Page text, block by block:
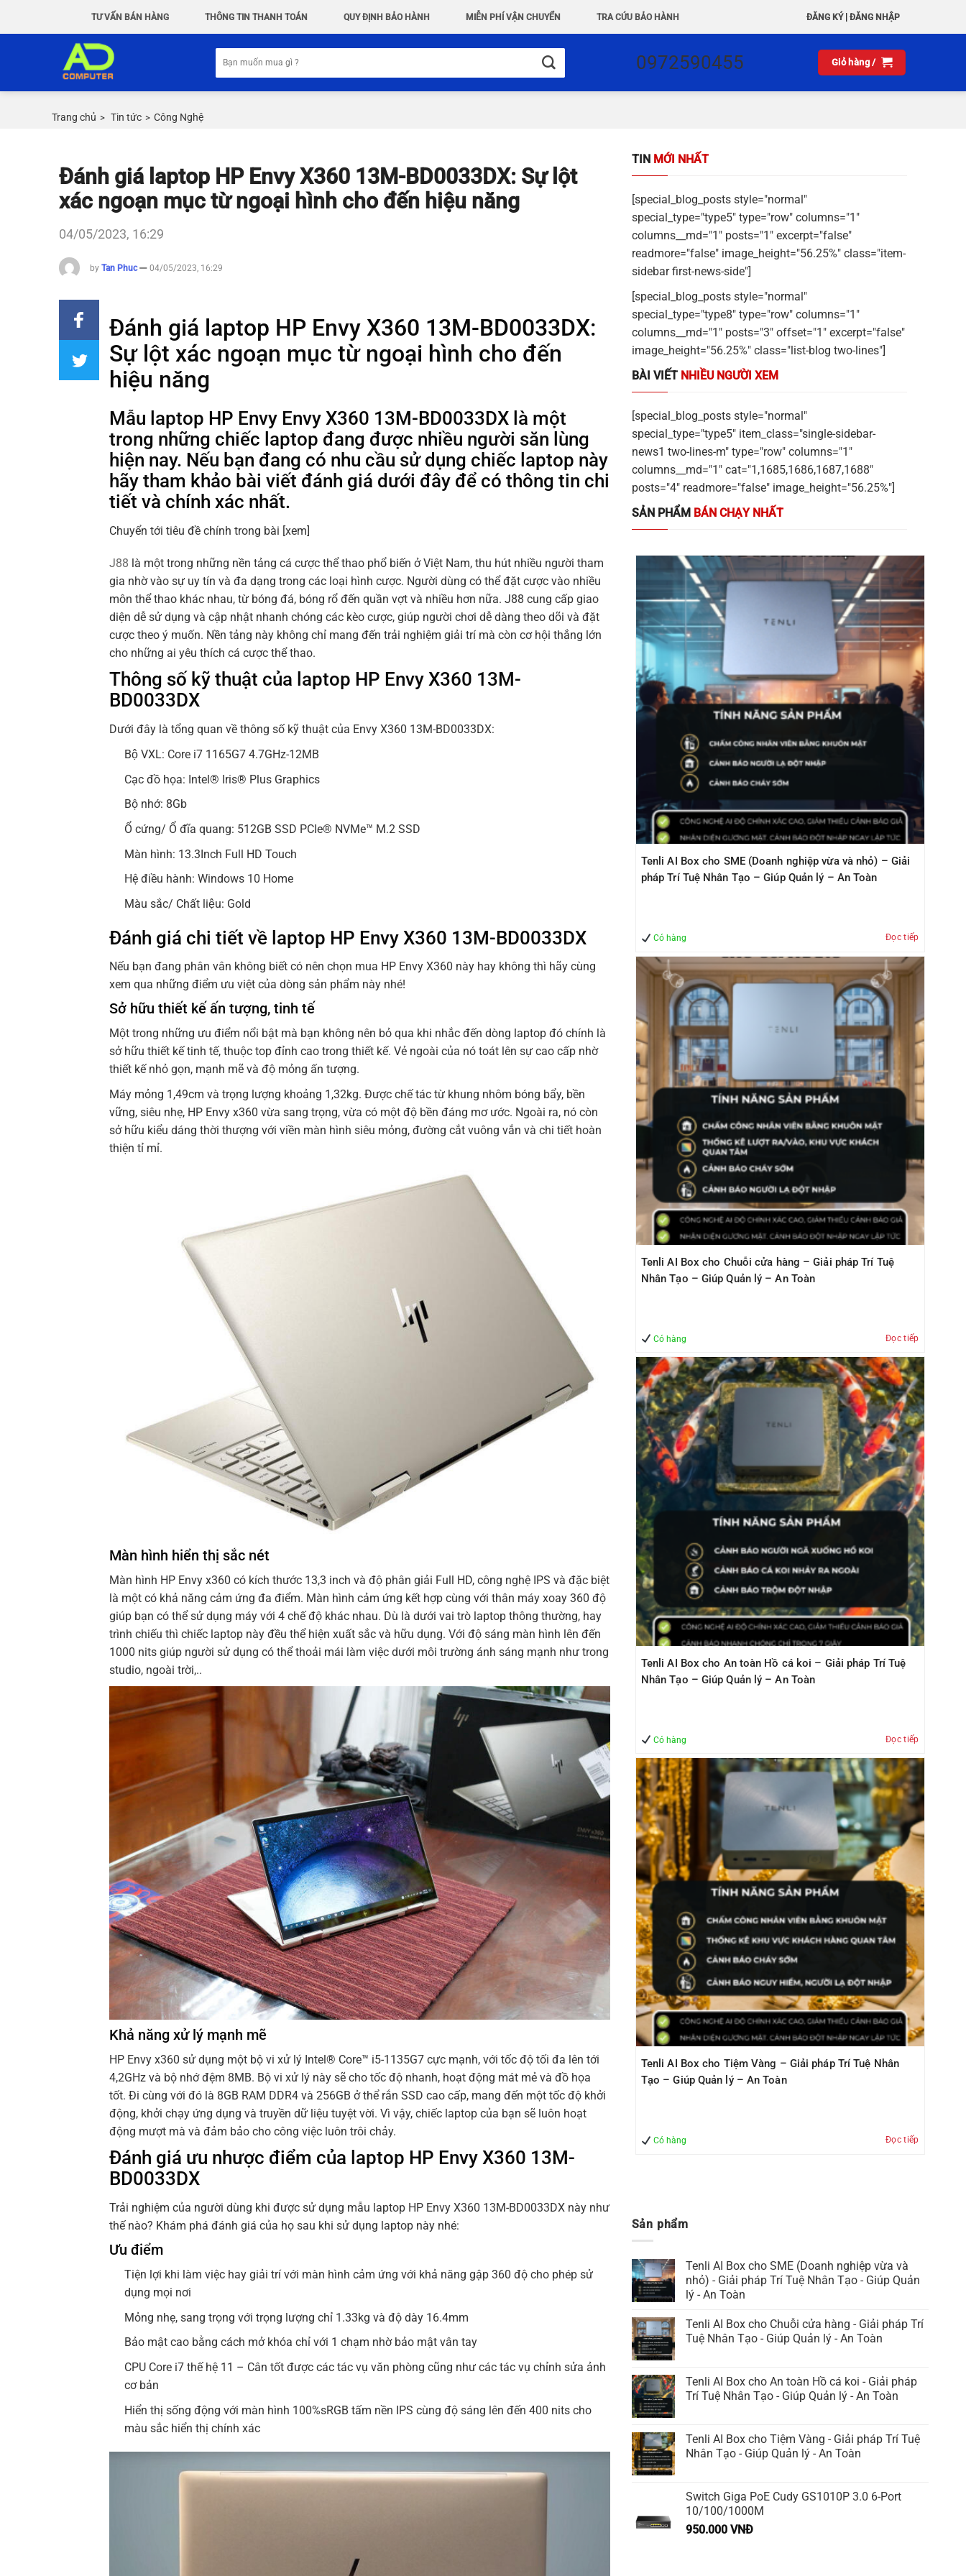
TƯ VẤN BÁN HÀNG THÔNG TIN THANH TOÁN QUY ĐỊNH BẢO HÀNH MIỄN PHÍ VẬN CHUYỂN TRA CỨU BẢO HÀNH ĐĂNG KÝ| ĐĂNG NHẬP
kiếm:
0972590455 Giỏ hàng /
Trang chủ > Tin tức > Công Nghệ
Đánh giá laptop HP Envy X360 13M-BD0033DX: Sự lột
xác ngoạn mục từ ngoại hình cho đến hiệu năng
04/05/2023, 16:29
by Tan Phuc 04/05/2023, 16:29
Đánh giá laptop HP Envy X360 13M-BD0033DX:
Sự lột xác ngoạn mục từ ngoại hình cho đến
hiệu năng
Mẫu laptop HP Envy Envy X360 13M-BD0033DX là một
trong những chiếc laptop đang được nhiều người săn lùng
hiện nay. Nếu bạn đang có nhu cầu sử dụng chiếc laptop này
hãy tham khảo bài viết đánh giá dưới đây để có thông tin chi
tiết và chính xác nhất.
Chuyển tới tiêu đề chính trong bài [xem]
J88 là một trong những nền tảng cá cược thể thao phổ biến ở Việt Nam, thu hút nhiều người tham
gia nhờ vào sự uy tín và đa dạng trong các loại hình cược. Người dùng có thể đặt cược vào nhiều
môn thể thao khác nhau, từ bóng đá, bóng rổ đến quần vợt và nhiều hơn nữa. J88 cung cấp giao
diện dễ sử dụng và cập nhật nhanh chóng các kèo cược, giúp người chơi dễ dàng theo dõi và đặt
cược theo ý muốn. Nền tảng này không chỉ mang đến trải nghiệm giải trí mà còn cơ hội thắng lớn
cho những ai yêu thích cá cược thể thao.
Thông số kỹ thuật của laptop HP Envy X360 13M-
BD0033DX
Dưới đây là tổng quan về thông số kỹ thuật của Envy X360 13M-BD0033DX:
Bộ VXL: Core i7 1165G7 4.7GHz-12MB
Cạc đồ họa: Intel® Iris® Plus Graphics
Bộ nhớ: 8Gb
Ổ cứng/ Ổ đĩa quang: 512GB SSD PCIe® NVMe™ M.2 SSD
Màn hình: 13.3Inch Full HD Touch
Hệ điều hành: Windows 10 Home
Màu sắc/ Chất liệu: Gold
Đánh giá chi tiết về laptop HP Envy X360 13M-BD0033DX
Nếu bạn đang phân vân không biết có nên chọn mua HP Envy X360 này hay không thì hãy cùng
xem qua những điểm ưu việt của dòng sản phẩm này nhé!
Sở hữu thiết kế ấn tượng, tinh tế
Một trong những ưu điểm nổi bật mà bạn không nên bỏ qua khi nhắc đến dòng laptop đó chính là
sở hữu thiết kế tinh tế, thuộc top đỉnh cao trong thiết kế. Vẻ ngoài của nó toát lên sự cao cấp nhờ
thiết kế nhỏ gọn, mạnh mẽ và độ mỏng ấn tượng.
Máy mỏng 1,49cm và trọng lượng khoảng 1,32kg. Được chế tác từ khung nhôm bóng bẩy, bền
vững, siêu nhẹ, HP Envy x360 vừa sang trọng, vừa có một độ bền đáng mơ ước. Ngoài ra, nó còn
sở hữu kiểu dáng thời thượng với viền màn hình siêu mỏng, đường cắt vuông vắn và chi tiết hoàn
thiện tỉ mỉ.
Màn hình hiển thị sắc nét
Màn hình HP Envy x360 có kích thước 13,3 inch và độ phân giải Full HD, công nghệ IPS và đặc biệt
là một có khả năng cảm ứng đa điểm. Màn hình cảm ứng kết hợp cùng với thân máy xoay 360 độ
giúp bạn có thể sử dụng máy với 4 chế độ khác nhau. Dù là dưới vai trò laptop thông thường, hay
trình chiếu thì chiếc laptop này đều thể hiện xuất sắc và hữu dụng. Với độ sáng màn hình lên đến
1000 nits giúp người sử dụng có thể thoải mái làm việc dưới môi trường ánh sáng mạnh như trong
studio, ngoài trời,..
Khả năng xử lý mạnh mẽ
HP Envy x360 sử dụng một bộ vi xử lý Intel® Core™ i5-1135G7 cực mạnh, với tốc độ tối đa lên tới
4,2GHz và bộ nhớ đệm 8MB. Bộ vi xử lý này sẽ cho tốc độ nhanh, hoạt động mát mẻ và đồ họa
tốt. Đi cùng với đó là 8GB RAM DDR4 và 256GB ở thể rắn SSD cao cấp, mang đến một tốc độ khởi
động, khởi chạy ứng dụng và truyền dữ liệu tuyệt vời. Vì vậy, chiếc laptop của bạn sẽ luôn hoạt
động mượt mà và đảm bảo cho công việc luôn trôi chảy.
Đánh giá ưu nhược điểm của laptop HP Envy X360 13M-
BD0033DX
Trải nghiệm của người dùng khi được sử dụng mẫu laptop HP Envy X360 13M-BD0033DX này như
thế nào? Khám phá đánh giá của họ sau khi sử dụng laptop này nhé:
Ưu điểm
Tiện lợi khi làm việc hay giải trí với màn hình cảm ứng với khả năng gập 360 độ cho phép sử
dụng mọi nơi
Mỏng nhẹ, sang trọng với trọng lượng chỉ 1.33kg và độ dày 16.4mm
Bảo mật cao bằng cách mở khóa chỉ với 1 chạm nhờ bảo mật vân tay
CPU Core i7 thế hệ 11 – Cân tốt được các tác vụ văn phòng cũng như các tác vụ chỉnh sửa ảnh
cơ bản
Hiển thị sống động với màn hình 100%sRGB tấm nền IPS cùng độ sáng lên đến 400 nits cho
màu sắc hiển thị chính xác
TIN MỚI NHẤT
[special_blog_posts style="normal"
special_type="type5" type="row" columns="1"
columns__md="1" posts="1" excerpt="false"
readmore="false" image_height="56.25%" class="item-
sidebar first-news-side"]
[special_blog_posts style="normal"
special_type="type8" type="row" columns="1"
columns__md="1" posts="3" offset="1" excerpt="false"
image_height="56.25%" class="list-blog two-lines"]
BÀI VIẾT NHIỀU NGƯỜI XEM
[special_blog_posts style="normal"
special_type="type5" item_class="single-sidebar-
news1 two-lines-m" type="row" columns="1"
columns__md="1" cat="1,1685,1686,1687,1688"
posts="4" readmore="false" image_height="56.25%"]
SẢN PHẨM BÁN CHẠY NHẤT
Tenli AI Box cho SME (Doanh nghiệp vừa và nhỏ) – Giải
pháp Trí Tuệ Nhân Tạo – Giúp Quản lý – An Toàn
Có hàng Đọc tiếp
Tenli AI Box cho Chuỗi cửa hàng – Giải pháp Trí Tuệ
Nhân Tạo – Giúp Quản lý – An Toàn
Có hàng Đọc tiếp
Tenli AI Box cho An toàn Hồ cá koi – Giải pháp Trí Tuệ
Nhân Tạo – Giúp Quản lý – An Toàn
Có hàng Đọc tiếp
Tenli AI Box cho Tiệm Vàng – Giải pháp Trí Tuệ Nhân
Tạo – Giúp Quản lý – An Toàn
Có hàng Đọc tiếp
Sản phẩm
Tenli AI Box cho SME (Doanh nghiệp vừa và
nhỏ) - Giải pháp Trí Tuệ Nhân Tạo - Giúp Quản
lý - An Toàn
Tenli AI Box cho Chuỗi cửa hàng - Giải pháp Trí
Tuệ Nhân Tạo - Giúp Quản lý - An Toàn
Tenli AI Box cho An toàn Hồ cá koi - Giải pháp
Trí Tuệ Nhân Tạo - Giúp Quản lý - An Toàn
Tenli AI Box cho Tiệm Vàng - Giải pháp Trí Tuệ
Nhân Tạo - Giúp Quản lý - An Toàn
Switch Giga PoE Cudy GS1010P 3.0 6-Port
10/100/1000M
950.000 VNĐ